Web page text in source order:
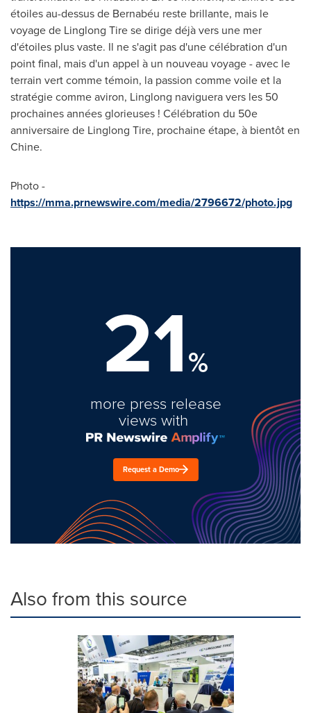
étoiles au-dessus de Bernabéu reste brillante, mais le
voyage de Linglong Tire se dirige déjà vers une mer
d'étoiles plus vaste. Il ne s'agit pas d'une célébration d'un
point final, mais d'un appel à un nouveau voyage - avec le
terrain vert comme témoin, la passion comme voile et la
stratégie comme aviron, Linglong naviguera vers les 50
prochaines années glorieuses ! Célébration du 50e
anniversaire de Linglong Tire, prochaine étape, à bientôt en
Chine.
Photo -
https://mma.prnewswire.com/media/2796672/photo.jpg
21%
more press release
views with
Request a Demo
Also from this source